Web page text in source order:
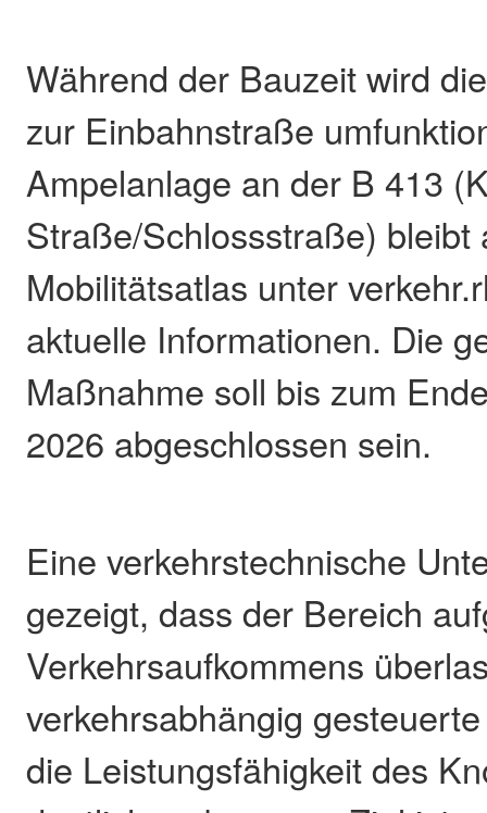
Während der Bauzeit wird
zur Einbahnstraße
Ampelanlage an der B 413
Straße/Schlossstraße) bleibt
Mobilitätsatlas unter
aktuelle Informationen. Die
Maßnahme soll bis zum
2026 abgeschlossen sein.
Eine verkehrstechnische
gezeigt, dass der Bereich
Verkehrsaufkommens
verkehrsabhängig
die Leistungsfähigkeit des